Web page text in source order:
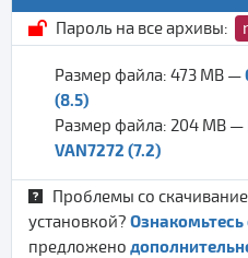
Пароль на все архивы:
Размер файла: 473 MB —
(8.5)
Размер файла: 204 MB —
VAN7272 (7.2)
Проблемы со
установкой? Ознакомьтесь
предложено